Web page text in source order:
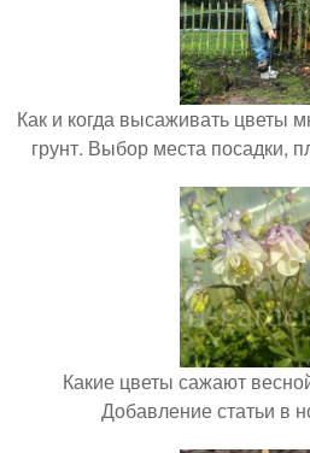
Как и когда высаживать цветы
грунт. Выбор места посадки,
Какие цветы сажают
Добавление статьи в